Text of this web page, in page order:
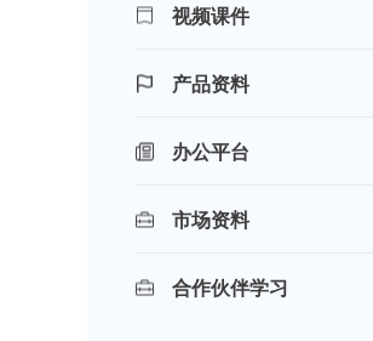
视频课件
产品资料
办公平台
市场资料
合作伙伴学习